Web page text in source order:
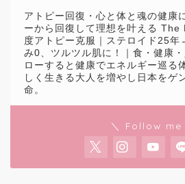
アトピー回復・心と体と魂の健康
ーから回復して理想を叶える
度アトピー克服｜ステロイド25
み0、ツルツル肌に！｜食・健康
ローすると健康でエネルギー巡る
しく生きる大人を増やし日本をゲ
命。
＼ Follow me